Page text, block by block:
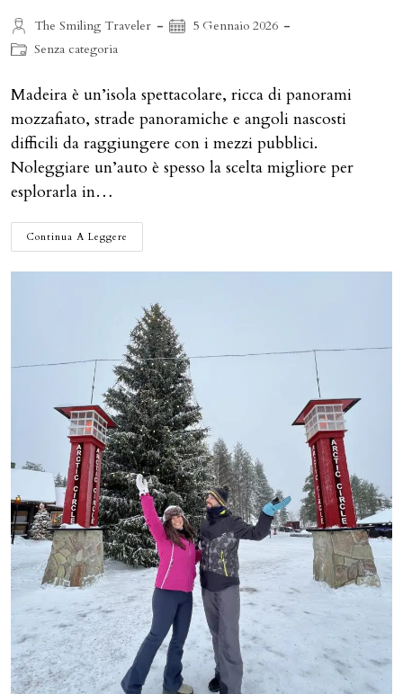
Autore
dell'articolo:
The Smiling Traveler
Articolo5 Gennaio 2026
Categoria
Senza categoria
Madeira è un’isola spettacolare, ricca di panorami
mozzafiato, strade panoramiche e angoli nascosti
difficili da raggiungere con i mezzi pubblici.
Noleggiare un’auto è spesso la scelta migliore per
esplorarla in…
Continua A Leggere
UN’AUTO
MADEIRA:
COMPLETA